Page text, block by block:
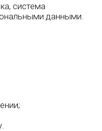
система
данными.